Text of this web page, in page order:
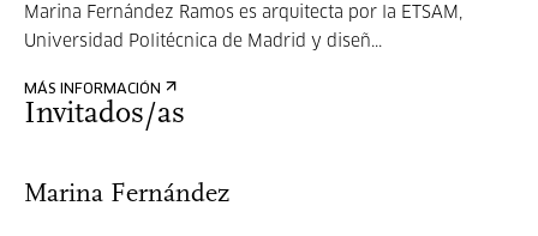
Marina Fernández Ramos es arquitecta por la ETSAM,
Universidad Politécnica de Madrid y diseñ...
MÁS INFORMACIÓN
Invitados/as
Marina Fernández